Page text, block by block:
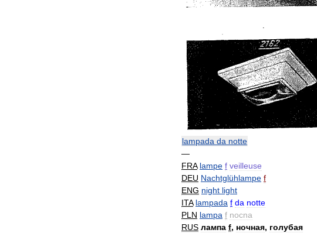
lampada da notte
—
FRA lampe f veilleuse
DEU Nachtglühlampe f
ENG night light
ITA lampada f da notte
PLN lampa f nocna
RUS лампа f, ночная, голубая